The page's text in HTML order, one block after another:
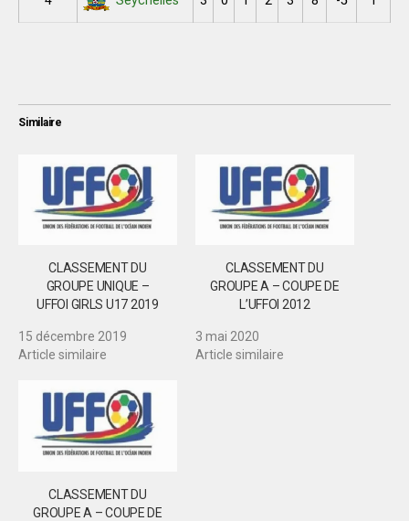
Similaire
CLASSEMENT DU
GROUPE UNIQUE –
UFFOI GIRLS U17 2019
15 décembre 2019
Article similaire
CLASSEMENT DU
GROUPE A – COUPE DE
L’UFFOI 2012
3 mai 2020
Article similaire
CLASSEMENT DU
GROUPE A – COUPE DE